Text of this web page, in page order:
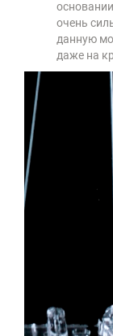
очень
данную
даже на